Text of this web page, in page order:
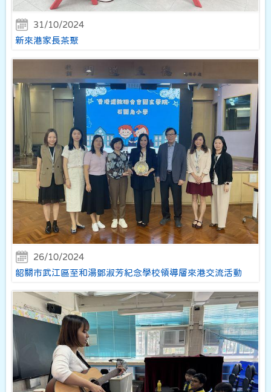
31/10/2024
新來港家長茶聚
26/10/2024
韶關市武江區至和湯鄧淑芳紀念學校領導層來港交流活動